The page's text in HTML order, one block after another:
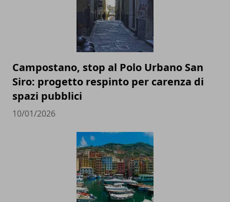
Campostano, stop al Polo Urbano San
Siro: progetto respinto per carenza di
spazi pubblici
10/01/2026